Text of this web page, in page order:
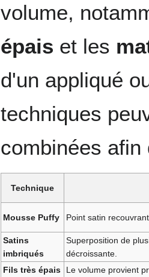
volume,
épais et les
d'un appliqué
techniques
combinées
Technique
Mousse Puffy Point satin
Satins
imbriqués
Superposition de
décroissante.
Fils très épais
Le volume provient